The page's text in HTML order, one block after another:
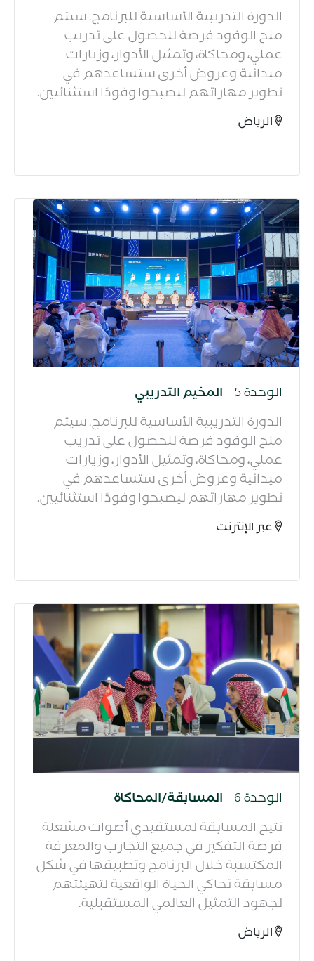
الدورة التدريبية الأساسية للبرنامج. سيتم
منح الوفود فرصة للحصول على تدريب
عملي، ومحاكاة، وتمثيل الأدوار، وزيارات
ميدانية وعروض أخرى ستساعدهم في
تطوير مهاراتهم ليصبحوا وفودًا استثنائيين.​
الرياض
الوحدة 5 المخيم التدريبي
الدورة التدريبية الأساسية للبرنامج. سيتم
منح الوفود فرصة للحصول على تدريب
عملي، ومحاكاة، وتمثيل الأدوار، وزيارات
ميدانية وعروض أخرى ستساعدهم في
تطوير مهاراتهم ليصبحوا وفودًا استثنائيين.​
عبر الإنترنت
الوحدة 6 المسابقة/المحاكاة
تتيح المسابقة لمستفيدي أصوات مشعلة
فرصة التفكير في جميع التجارب والمعرفة
المكتسبة خلال البرنامج وتطبيقها في شكل
مسابقة تحاكي الحياة الواقعية لتهيئتهم
لجهود التمثيل العالمي المستقبلية.​
الرياض